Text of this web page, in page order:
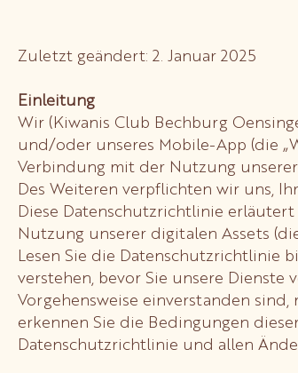
Zuletzt geändert: 2. Januar 2025
Einleitung
Wir (Kiwanis Club Bechburg
und/oder unseres Mobile-App (die
Verbindung mit der Nutzung
Des Weiteren verpflichten wir uns,
Diese Datenschutzrichtlinie
Nutzung unserer digitalen Assets
Lesen Sie die Datenschutzrichtlinie
verstehen, bevor Sie unsere
Vorgehensweise einverstanden
erkennen Sie die Bedingungen
Datenschutzrichtlinie und allen